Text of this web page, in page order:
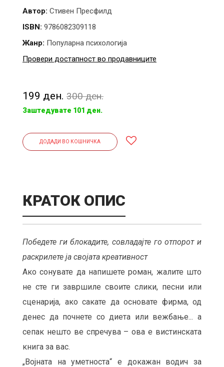
Автор: Стивен Пресфилд
ISBN: 9786082309118
Жанр: Популарна психологија
Провери достапност во продавниците
199 ден. 300 ден.
Заштедувате 101 ден.
ДОДАДИ ВО КОШНИЧКА
КРАТОК ОПИС
Победете ги блокадите, совладајте го отпорот и
раскрилете ја својата креативност
Ако сонувате да напишете роман, жалите што
не сте ги завршиле своите слики, песни или
сценарија, ако сакате да основате фирма, од
денес да почнете со диета или вежбање... а
сепак нешто ве спречува – ова е вистинската
книга за вас.
„Војната на уметноста“ е докажан водич за